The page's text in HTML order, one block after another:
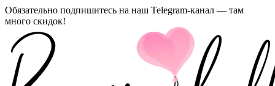
Обязательно подпишитесь на наш Telegram-канал — там
много скидок!